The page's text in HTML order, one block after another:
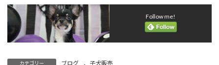
Follow me!
カテゴリー ブログ 、 子犬販売